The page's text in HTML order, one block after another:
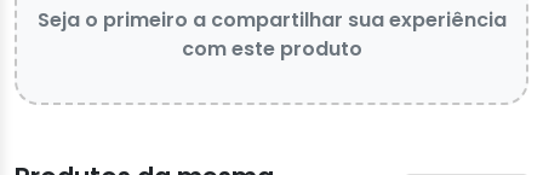
Seja o primeiro a compartilhar sua experiência
com este produto